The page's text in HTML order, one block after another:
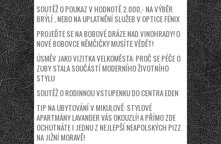
SOUTĚŽ O POUKAZ V HODNOTĚ 2.000,- NA VÝBĚR
BRÝLÍ , NEBO NA UPLATNĚNÍ SLUŽEB V OPTICE FÉNIX
PROJEĎTE SE NA BOBOVÉ DRÁZE NAD VINOHRADY! O
NOVÉ BOBOVCE NĚMČIČKY MUSÍTE VĚDĚT!
ÚSMĚV JAKO VIZITKA VELKOMĚSTA: PROČ SE PÉČE O
ZUBY STALA SOUČÁSTÍ MODERNÍHO ŽIVOTNÍHO
STYLU
SOUTĚŽ O RODINNOU VSTUPENKU DO CENTRA EDEN
TIP NA UBYTOVÁNÍ V MIKULOVĚ: STYLOVÉ
APARTMÁNY LAVANDER VÁS OKOUZLÍ! A PŘÍMO ZDE
OCHUTNÁTE I JEDNU Z NEJLEPŠÍ NEAPOLSKÝCH PIZZ
NA JIŽNÍ MORAVĚ!